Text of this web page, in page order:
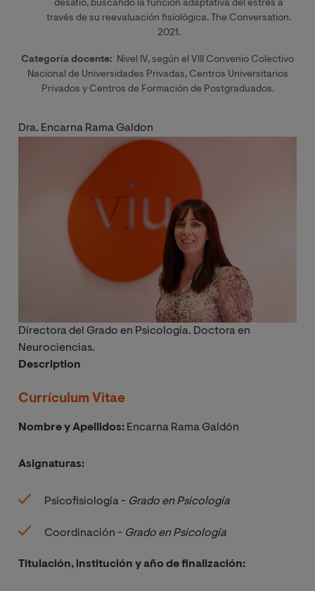
desafío, buscando la función adaptativa del estrés a
través de su reevaluación fisiológica. The Conversation.
2021.
Categoría docente: Nivel IV, según el VIII Convenio Colectivo
Nacional de Universidades Privadas, Centros Universitarios
Privados y Centros de Formación de Postgraduados.
Dra. Encarna Rama Galdon
Directora del Grado en Psicología. Doctora en
Neurociencias.
Description
Currículum Vitae
Nombre y Apellidos: Encarna Rama Galdón
Asignaturas:
Psicofisiología - Grado en Psicología
Coordinación - Grado en Psicología
Titulación, institución y año de finalización: